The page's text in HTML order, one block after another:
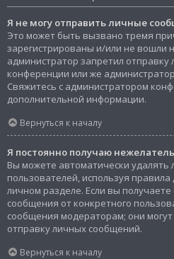
Я не могу отправить личные
Это может быть вызвано тремя
зарегистрированы и/или не вошли
администратор запретил
конференции или же
Свяжитесь с администратором
дополнительной информации.
Вернуться к началу
Я постоянно получаю
Вы можете автоматически
пользователей, используя
личном разделе. Если вы
сообщения от конкретного
сообщения модераторам; они
отправку личных сообщений.
Вернуться к началу